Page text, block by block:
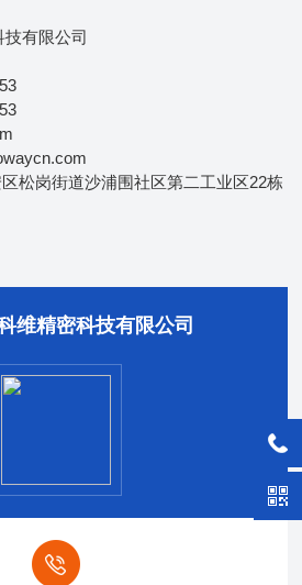
有限公司
岗街道沙浦围社区第二工业区22栋
维精密科技有限公司